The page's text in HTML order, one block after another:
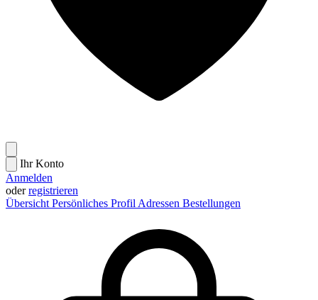
Ihr Konto
Anmelden
oderregistrieren
Übersicht Persönliches Profil Adressen Bestellungen